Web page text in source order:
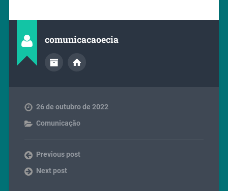
comunicacaoecia
26 de outubro de 2022
Comunicação
Previous post
Next post